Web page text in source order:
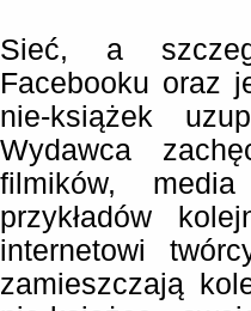
Sieć, a
Facebooku oraz
nie-książek
Wydawca
filmików,
przykładów
internetowi
zamieszczają